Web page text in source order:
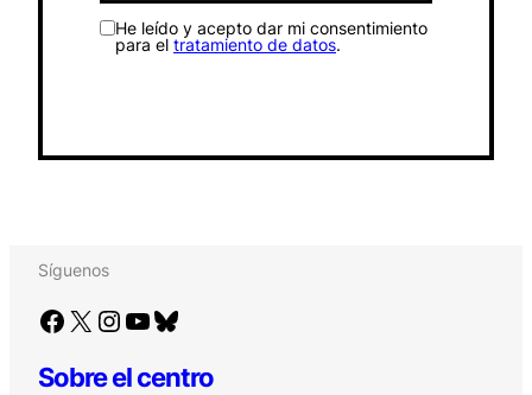
He leído y acepto dar mi consentimiento
para el tratamiento de datos.
Síguenos
Facebook X Instagram YouTube Bluesky
Sobre el centro